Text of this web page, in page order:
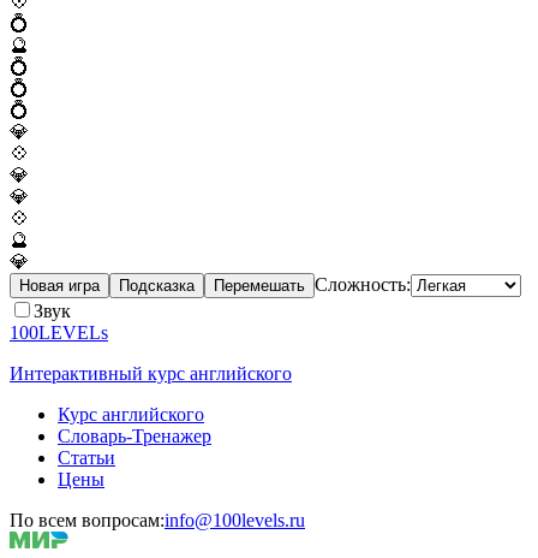
💍
🔮
💍
💍
💍
💎
💠
💎
💎
💠
🔮
💎
Новая игра Подсказка Перемешать Сложность:
Звук
100LEVELs
Интерактивный курс английского
Курс английского
Словарь-Тренажер
Статьи
Цены
По всем вопросам:info@100levels.ru